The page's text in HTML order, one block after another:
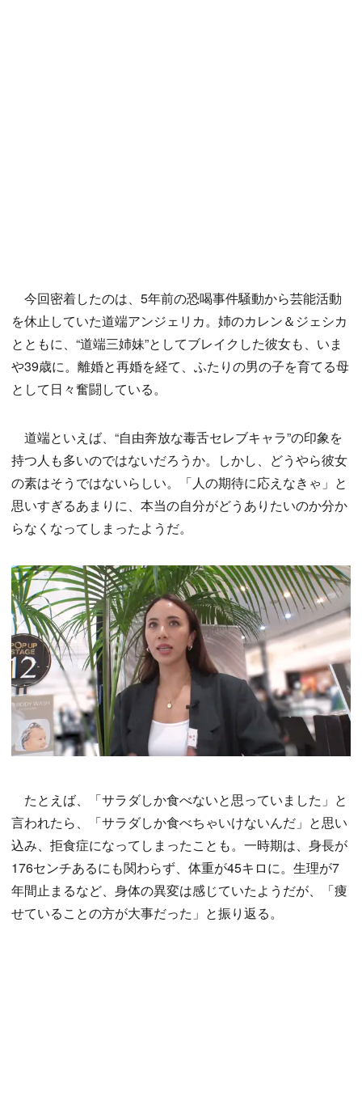
今回密着したのは、5年前の恐喝事件騒動から芸能活動
を休止していた道端アンジェリカ。姉のカレン＆ジェシカ
とともに、“道端三姉妹”としてブレイクした彼女も、いま
や39歳に。離婚と再婚を経て、ふたりの男の子を育てる母
として日々奮闘している。
道端といえば、“自由奔放な毒舌セレブキャラ”の印象を
持つ人も多いのではないだろうか。しかし、どうやら彼女
の素はそうではないらしい。「人の期待に応えなきゃ」と
思いすぎるあまりに、本当の自分がどうありたいのか分か
らなくなってしまったようだ。
たとえば、「サラダしか食べないと思っていました」と
言われたら、「サラダしか食べちゃいけないんだ」と思い
込み、拒食症になってしまったことも。一時期は、身長が
176センチあるにも関わらず、体重が45キロに。生理が7
年間止まるなど、身体の異変は感じていたようだが、「痩
せていることの方が大事だった」と振り返る。